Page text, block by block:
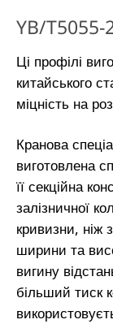
YB/T5055-
Ці профілі
китайського
міцність на
Кранова
виготовлена
її секційна
залізничної
кривизни, ніж
ширини та
вигину
більший тиск